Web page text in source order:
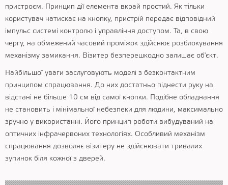
пристроєм. Принцип дії елемента вкрай простий. Як тільки
користувач натискає на кнопку, пристрій передає відповідний
імпульс системі контролю і управління доступом. Та, в свою
чергу, на обмежений часовий проміжок здійснює розблокування
механізму замикання. Візитер безперешкодно залишає об'єкт.
Найбільшої уваги заслуговують моделі з безконтактним
принципом спрацювання. До них достатньо піднести руку на
відстані не більше 10 см від самої кнопки. Подібне обладнання
не становить і мінімальної небезпеки для людини, максимально
зручно у використанні. Його принцип роботи вибудуваний на
оптичних інфрачервоних технологіях. Особливий механізм
спрацювання дозволяє візитеру не здійснювати тривалих
зупинок біля кожної з дверей.